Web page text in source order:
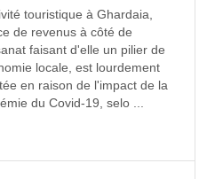
touristique à Ghardaia,
de revenus à côté de
faisant d'elle un pilier de
locale, est lourdement
en raison de l'impact de la
du Covid-19, selo ...